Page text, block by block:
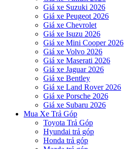
Giá xe Suzuki 2026
Giá xe Peugeot 2026
Giá xe Chevrolet
Giá xe Isuzu 2026
Giá xe Mini Cooper 2026
Giá xe Volvo 2026
Giá xe Maserati 2026
Giá xe Jaguar 2026
Giá xe Bentley
Giá xe Land Rover 2026
Giá xe Porsche 2026
Giá xe Subaru 2026
Mua Xe Trả Góp
Toyota Trả Góp
Hyundai trả góp
Honda trả góp